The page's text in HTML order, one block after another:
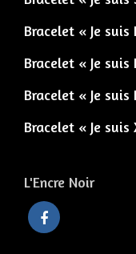
Bracelet « Je
Bracelet « Je suis
Bracelet « Je suis
Bracelet « Je suis
L'Encre Noir